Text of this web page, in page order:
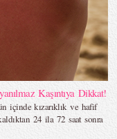
Kaşıntıya Dikkat!
içinde kızarıklık ve hafif
24 ila 72 saat sonra